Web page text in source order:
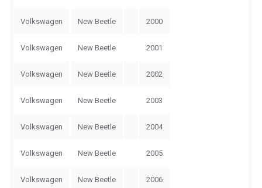
Volkswagen New Beetle 2000
Volkswagen New Beetle 2001
Volkswagen New Beetle 2002
Volkswagen New Beetle 2003
Volkswagen New Beetle 2004
Volkswagen New Beetle 2005
Volkswagen New Beetle 2006